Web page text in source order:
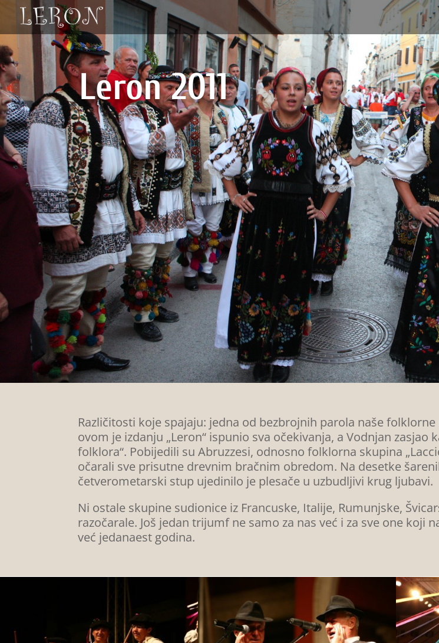
Leron 2011
Različitosti koje spajaju: jedna od bezbrojnih parola naše
ovom je izdanju „Leron“ ispunio sva očekivanja, a Vodnjan zasjao
folklora“. Pobijedili su Abruzzesi, odnosno folklorna skupina
očarali sve prisutne drevnim bračnim obredom. Na desetke
četverometarski stup ujedinilo je plesače u uzbudljivi krug ljubavi.
Ni ostale skupine sudionice iz Francuske, Italije, Rumunjske,
razočarale. Još jedan trijumf ne samo za nas već i za sve one koji
već jedanaest godina.​